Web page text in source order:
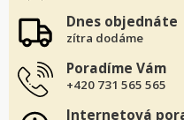
Dnes objednáte
zítra dodáme
Poradíme Vám
+420 731 565 565
Internetová